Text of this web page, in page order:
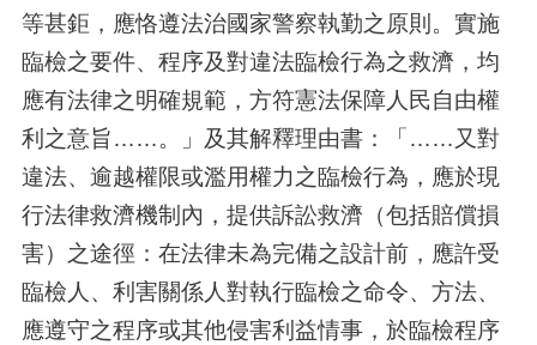
等甚鉅，應恪遵法治國家警察執勤之原則。實施
臨檢之要件、程序及對違法臨檢行為之救濟，均
應有法律之明確規範，方符憲法保障人民自由權
利之意旨……。」及其解釋理由書：「……又對
違法、逾越權限或濫用權力之臨檢行為，應於現
行法律救濟機制內，提供訴訟救濟（包括賠償損
害）之途徑：在法律未為完備之設計前，應許受
臨檢人、利害關係人對執行臨檢之命令、方法、
應遵守之程序或其他侵害利益情事，於臨檢程序